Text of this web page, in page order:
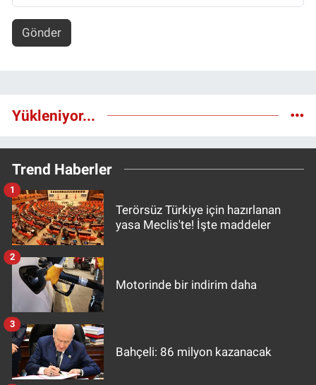
Gönder
Yükleniyor...
Trend Haberler
Terörsüz Türkiye için hazırlanan
yasa Meclis'te! İşte maddeler
1
Motorinde bir indirim daha
2
Bahçeli: 86 milyon kazanacak
3